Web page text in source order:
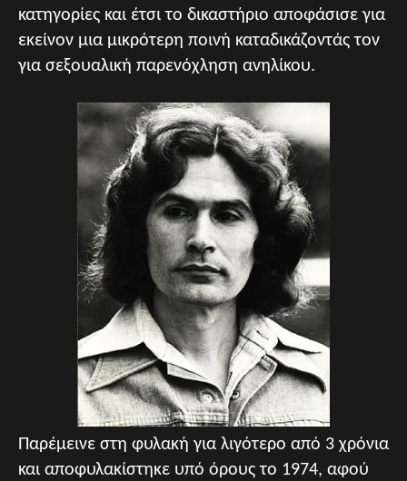
κατηγορίες και έτσι το δικαστήριο αποφάσισε για
εκείνον μια μικρότερη ποινή καταδικάζοντάς τον
για σεξουαλική παρενόχληση ανηλίκου.
Παρέμεινε στη φυλακή για λιγότερο από 3 χρόνια
και αποφυλακίστηκε υπό όρους το 1974, αφού